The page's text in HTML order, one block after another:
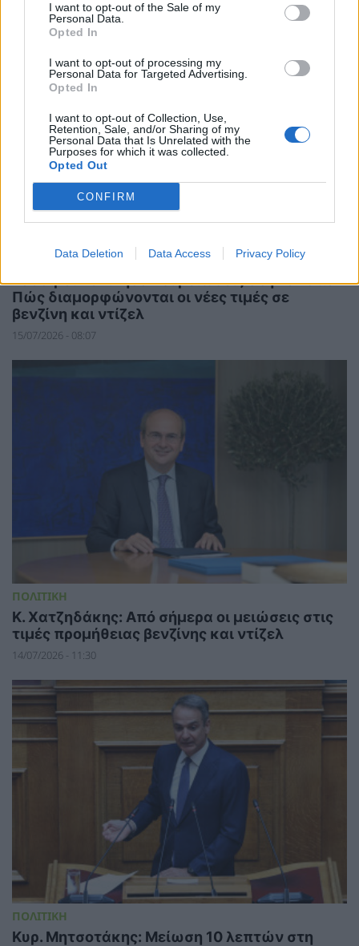
I want to opt-out of the Sale of my
Personal Data.
Opted In
I want to opt-out of processing my
Personal Data for Targeted Advertising.
Opted In
I want to opt-out of Collection, Use,
Retention, Sale, and/or Sharing of my
Personal Data that Is Unrelated with the
Purposes for which it was collected.
Opted Out
CONFIRM
Data Deletion Data Access Privacy Policy
ΣΥΜΒΑΤΙΚΕΣ ΠΗΓΕΣ
Καύσιμα: Ξεκίνησαν οι μειώσεις στην αντλία-
Πώς διαμορφώνονται οι νέες τιμές σε
βενζίνη και ντίζελ
15/07/2026 - 08:07
ΠΟΛΙΤΙΚΗ
Κ. Χατζηδάκης: Από σήμερα οι μειώσεις στις
τιμές προμήθειας βενζίνης και ντίζελ
14/07/2026 - 11:30
ΠΟΛΙΤΙΚΗ
Κυρ. Μητσοτάκης: Μείωση 10 λεπτών στη